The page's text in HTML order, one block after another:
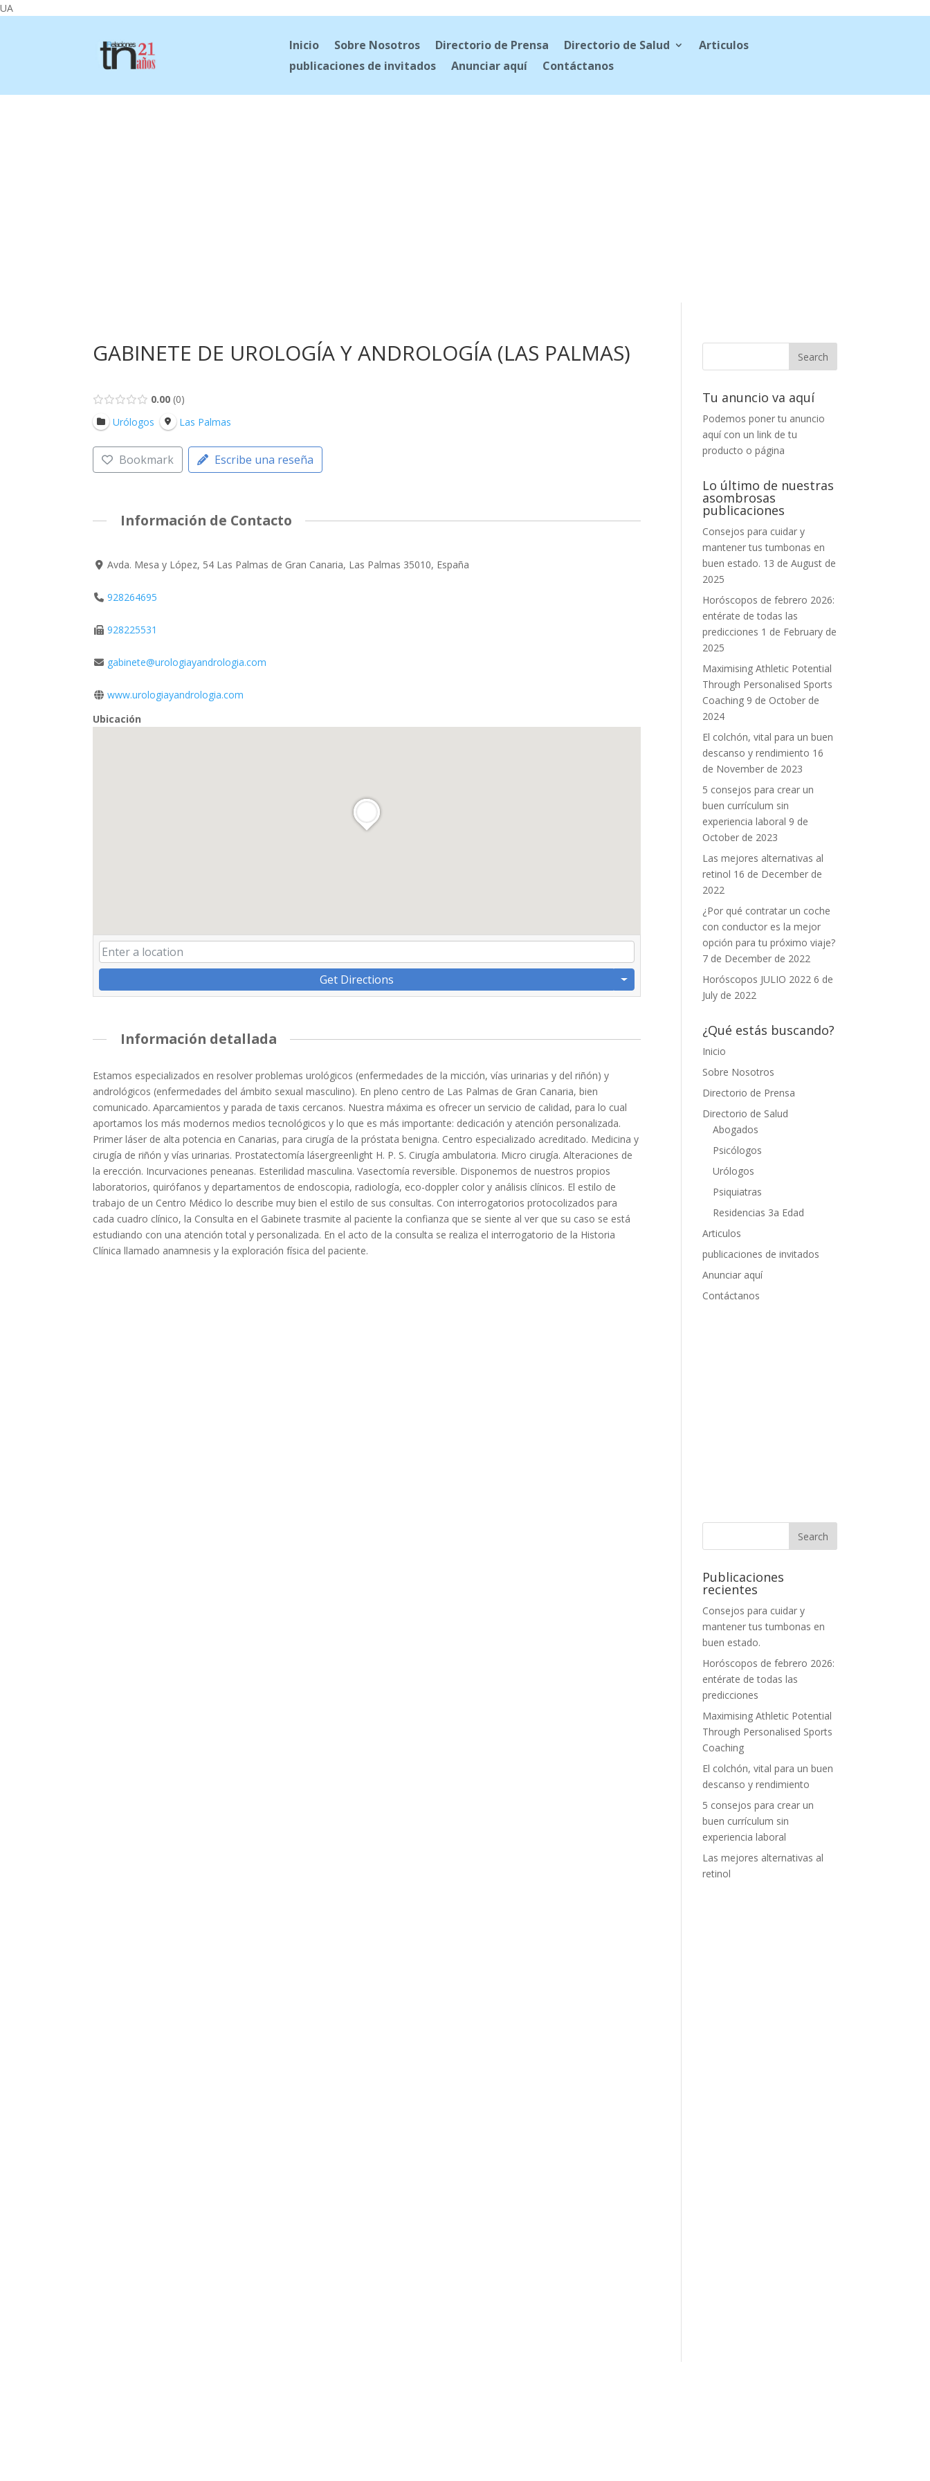
UA
Inicio Sobre Nosotros Directorio de Prensa Directorio de Salud
Articulos
publicaciones de invitados
Anunciar aquí Contáctanos
GABINETE DE UROLOGÍA Y ANDROLOGÍA (LAS PALMAS)
0.00 0
Urólogos
Las Palmas
Bookmark Escribe una reseña
Información de Contacto
Avda. Mesa y López, 54 Las Palmas de Gran Canaria, Las Palmas 35010, España
928264695
928225531
gabinete@urologiayandrologia.com
www.urologiayandrologia.com
Ubicación
Get Directions
Información detallada
Estamos especializados en resolver problemas urológicos (enfermedades de la micción, vías urinarias y del riñón) y
andrológicos (enfermedades del ámbito sexual masculino). En pleno centro de Las Palmas de Gran Canaria, bien
comunicado. Aparcamientos y parada de taxis cercanos. Nuestra máxima es ofrecer un servicio de calidad, para lo cual
aportamos los más modernos medios tecnológicos y lo que es más importante: dedicación y atención personalizada.
Primer láser de alta potencia en Canarias, para cirugía de la próstata benigna. Centro especializado acreditado. Medicina y
cirugía de riñón y vías urinarias. Prostatectomía lásergreenlight H. P. S. Cirugía ambulatoria. Micro cirugía. Alteraciones de
la erección. Incurvaciones peneanas. Esterilidad masculina. Vasectomía reversible. Disponemos de nuestros propios
laboratorios, quirófanos y departamentos de endoscopia, radiología, eco-doppler color y análisis clínicos. El estilo de
trabajo de un Centro Médico lo describe muy bien el estilo de sus consultas. Con interrogatorios protocolizados para
cada cuadro clínico, la Consulta en el Gabinete trasmite al paciente la confianza que se siente al ver que su caso se está
estudiando con una atención total y personalizada. En el acto de la consulta se realiza el interrogatorio de la Historia
Clínica llamado anamnesis y la exploración física del paciente.
Tu anuncio va aquí
Podemos poner tu anuncio
aquí con un link de tu
producto o página
Lo último de nuestras
asombrosas
publicaciones
Consejos para cuidar y
mantener tus tumbonas en
buen estado. 13 de August de
2025
Horóscopos de febrero 2026:
entérate de todas las
predicciones 1 de February de
2025
Maximising Athletic Potential
Through Personalised Sports
Coaching 9 de October de
2024
El colchón, vital para un buen
descanso y rendimiento 16
de November de 2023
5 consejos para crear un
buen currículum sin
experiencia laboral 9 de
October de 2023
Las mejores alternativas al
retinol 16 de December de
2022
¿Por qué contratar un coche
con conductor es la mejor
opción para tu próximo viaje?
7 de December de 2022
Horóscopos JULIO 2022 6 de
July de 2022
¿Qué estás buscando?
Inicio
Sobre Nosotros
Directorio de Prensa
Directorio de Salud
Abogados
Psicólogos
Urólogos
Psiquiatras
Residencias 3a Edad
Articulos
publicaciones de invitados
Anunciar aquí
Contáctanos
Publicaciones
recientes
Consejos para cuidar y
mantener tus tumbonas en
buen estado.
Horóscopos de febrero 2026:
entérate de todas las
predicciones
Maximising Athletic Potential
Through Personalised Sports
Coaching
El colchón, vital para un buen
descanso y rendimiento
5 consejos para crear un
buen currículum sin
experiencia laboral
Las mejores alternativas al
retinol